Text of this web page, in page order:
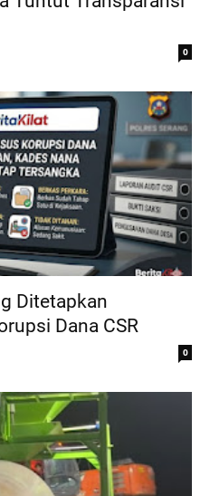
0
Ditetapkan
Dana CSR
0